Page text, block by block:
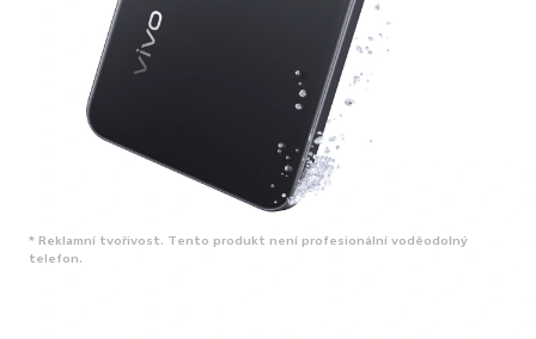
* Reklamní tvořivost. Tento produkt není profesionální voděodolný
telefon.